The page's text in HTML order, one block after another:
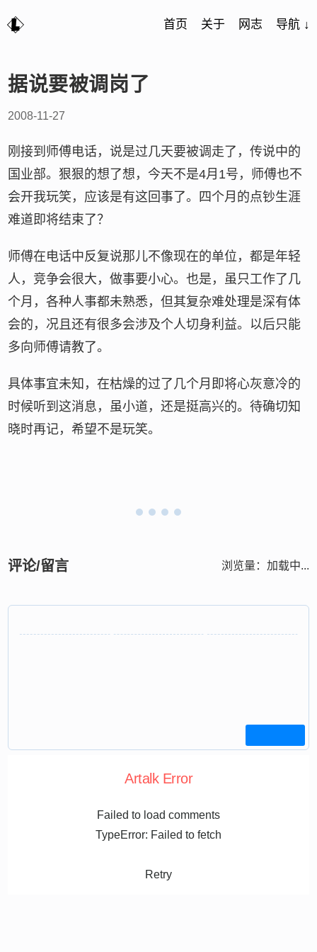
首页 关于 网志 导航 ↓
据说要被调岗了
2008-11-27
刚接到师傅电话，说是过几天要被调走了，传说中的
国业部。狠狠的想了想，今天不是4月1号，师傅也不
会开我玩笑，应该是有这回事了。四个月的点钞生涯
难道即将结束了？
师傅在电话中反复说那儿不像现在的单位，都是年轻
人，竞争会很大，做事要小心。也是，虽只工作了几
个月，各种人事都未熟悉，但其复杂难处理是深有体
会的，况且还有很多会涉及个人切身利益。以后只能
多向师傅请教了。
具体事宜未知，在枯燥的过了几个月即将心灰意冷的
时候听到这消息，虽小道，还是挺高兴的。待确切知
晓时再记，希望不是玩笑。
评论/留言 浏览量： 加载中...
Artalk Error
Failed to load comments
TypeError: Failed to fetch
Retry